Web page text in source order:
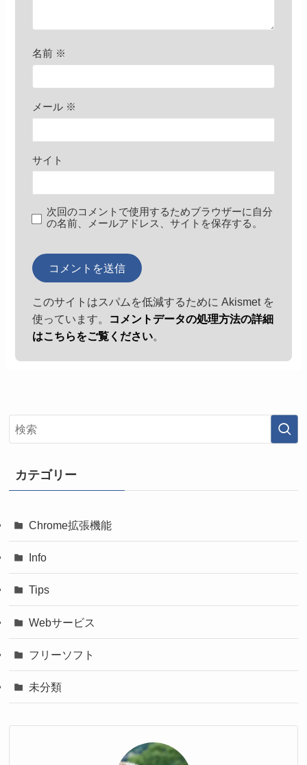
名前 ※
メール ※
サイト
次回のコメントで使用するためブラウザーに自分
の名前、メールアドレス、サイトを保存する。
このサイトはスパムを低減するために Akismet を
使っています。
コメントデータの処理方法の詳細
はこちらをご覧ください。
カテゴリー
Chrome拡張機能
Info
Tips
Webサービス
フリーソフト
未分類